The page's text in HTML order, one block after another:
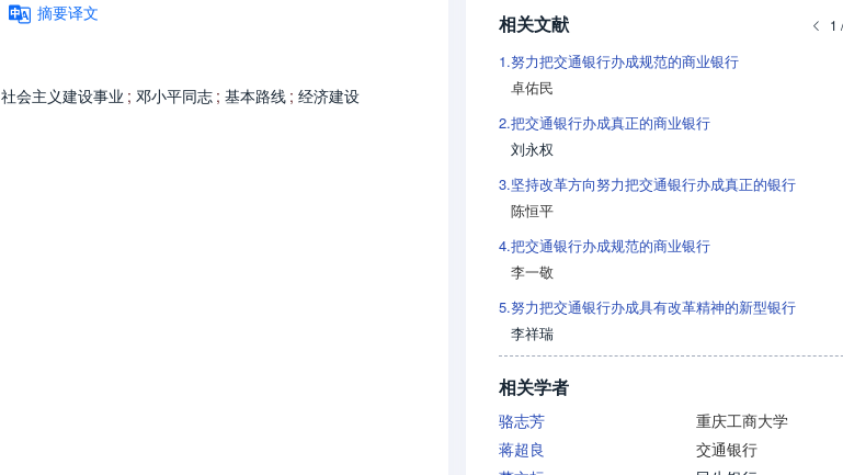
摘要译文
社会主义建设事业 ; 邓小平同志 ; 基本路线 ; 经济建设
相关文献 1
1.努力把交通银行办成规范的商业银行
卓佑民
2.把交通银行办成真正的商业银行
刘永权
3.坚持改革方向努力把交通银行办成真正的银行
陈恒平
4.把交通银行办成规范的商业银行
李一敬
5.努力把交通银行办成具有改革精神的新型银行
李祥瑞
相关学者
骆志芳
重庆工商大学
蒋超良
交通银行